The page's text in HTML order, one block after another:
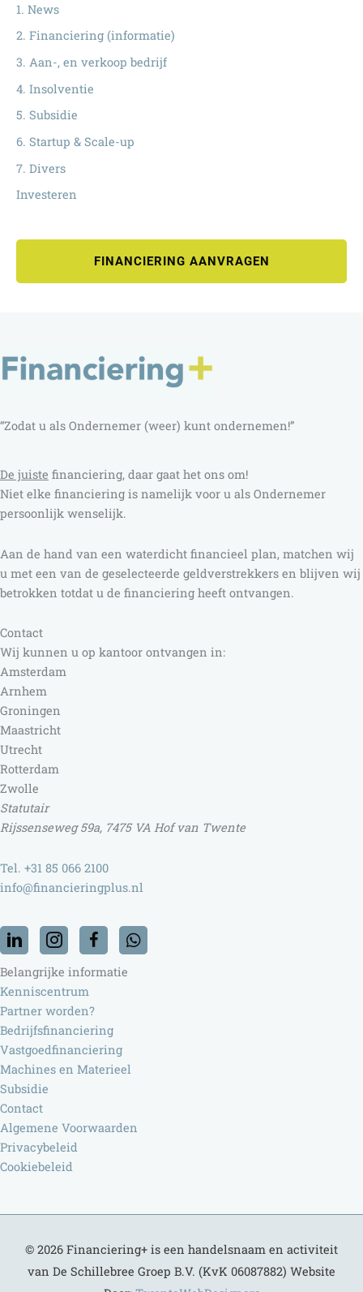
1. News
2. Financiering (informatie)
3. Aan-, en verkoop bedrijf
4. Insolventie
5. Subsidie
6. Startup & Scale-up
7. Divers
Investeren
FINANCIERING AANVRAGEN
“Zodat u als Ondernemer (weer) kunt ondernemen!”
De juiste financiering, daar gaat het ons om!
Niet elke financiering is namelijk voor u als Ondernemer
persoonlijk wenselijk.
Aan de hand van een waterdicht financieel plan, matchen wij
u met een van de geselecteerde geldverstrekkers en blijven wij
betrokken totdat u de financiering heeft ontvangen.
Contact
Wij kunnen u op kantoor ontvangen in:
Amsterdam
Arnhem
Groningen
Maastricht
Utrecht
Rotterdam
Zwolle
Statutair
Rijssenseweg 59a, 7475 VA Hof van Twente
Tel. +31 85 066 2100
info@financieringplus.nl
Belangrijke informatie
Kenniscentrum
Partner worden?
Bedrijfsfinanciering
Vastgoedfinanciering
Machines en Materieel
Subsidie
Contact
Algemene Voorwaarden
Privacybeleid
Cookiebeleid
© 2026 Financiering+ is een handelsnaam en activiteit
van De Schillebree Groep B.V. (KvK 06087882) Website